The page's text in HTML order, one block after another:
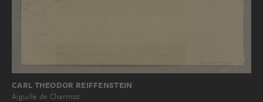
CARL THEODOR REIFFENSTEIN
Aiguille de Charmoz